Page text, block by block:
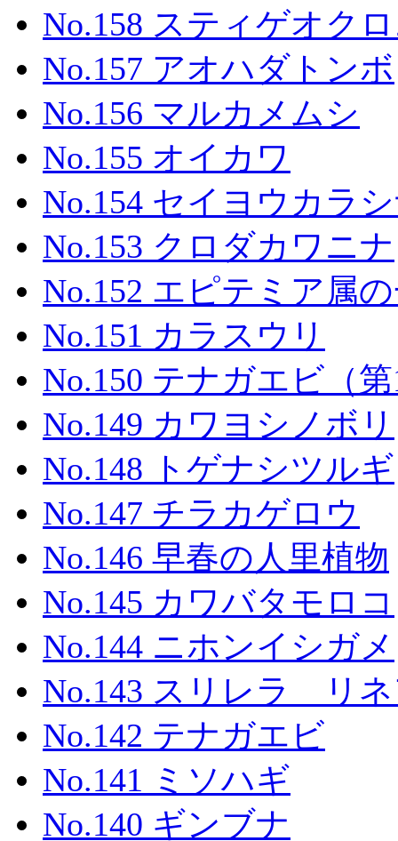
No.158 スティゲオク
No.157 アオハダトンボ
No.156 マルカメムシ
No.155 オイカワ
No.154 セイヨウカラ
No.153 クロダカワニナ
No.152 エピテミア属
No.151 カラスウリ
No.150 テナガエビ（
No.149 カワヨシノボリ
No.148 トゲナシツルギ
No.147 チラカゲロウ
No.146 早春の人里植物
No.145 カワバタモロコ
No.144 ニホンイシガメ
No.143 スリレラ リ
No.142 テナガエビ
No.141 ミソハギ
No.140 ギンブナ